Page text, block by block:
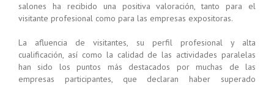
salones ha recibido una positiva valoración, tanto para el
visitante profesional como para las empresas expositoras.
La afluencia de visitantes, su perfil profesional y alta
cualificación, así como la calidad de las actividades paralelas
han sido los puntos más destacados por muchas de las
empresas participantes, que declaran haber superado